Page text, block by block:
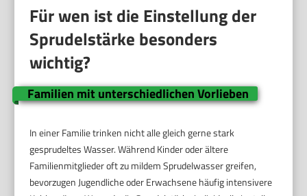
Für wen ist die Einstellung der
Sprudelstärke besonders
wichtig?
Familien mit unterschiedlichen Vorlieben
In einer Familie trinken nicht alle gleich gerne stark
gesprudeltes Wasser. Während Kinder oder ältere
Familienmitglieder oft zu mildem Sprudelwasser greifen,
bevorzugen Jugendliche oder Erwachsene häufig intensivere